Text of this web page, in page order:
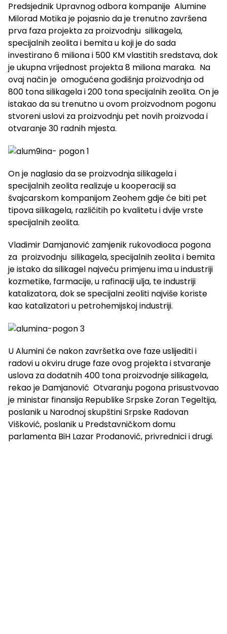
Predsjednik Upravnog odbora kompanije Alumine
Milorad Motika je pojasnio da je trenutno završena
prva faza projekta za proizvodnju silikagela,
specijalnih zeolita i bemita u koji je do sada
investirano 6 miliona i 500 KM vlastitih sredstava, dok
je ukupna vrijednost projekta 8 miliona maraka. Na
ovaj način je omogućena godišnja proizvodnja od
800 tona silikagela i 200 tona specijalnih zeolita. On je
istakao da su trenutno u ovom proizvodnom pogonu
stvoreni uslovi za proizvodnju pet novih proizvoda i
otvaranje 30 radnih mjesta.
On je naglasio da se proizvodnja silikagela i
specijalnih zeolita realizuje u kooperaciji sa
švajcarskom kompanijom Zeohem gdje će biti pet
tipova silikagela, različitih po kvalitetu i dvije vrste
specijalnih zeolita.
Vladimir Damjanović zamjenik rukovodioca pogona
za proizvodnju silikagela, specijalnih zeolita i bemita
je istako da silikagel najveću primjenu ima u industriji
kozmetike, farmacije, u rafinaciji ulja, te industriji
katalizatora, dok se specijalni zeoliti najviše koriste
kao katalizatori u petrohemijskoj industriji.
U Alumini će nakon završetka ove faze uslijediti i
radovi u okviru druge faze ovog projekta i stvaranje
uslova za dodatnih 400 tona proizvodnje silikagela,
rekao je Damjanović Otvaranju pogona prisustvovao
je ministar finansija Republike Srpske Zoran Tegeltija,
poslanik u Narodnoj skupštini Srpske Radovan
Višković, poslanik u Predstavničkom domu
parlamenta BiH Lazar Prodanović, privrednici i drugi.